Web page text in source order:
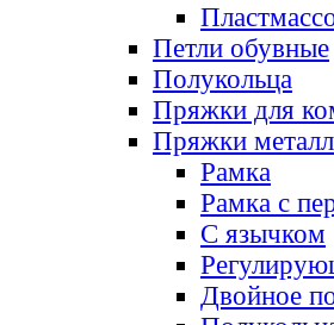
Петли обувные
Полукольца
Пряжки для
Пряжки
Рамка
Рамка с
С язычком
Двойное